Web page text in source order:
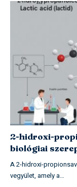
2-hidroxi-
biológiai
A 2-hidroxi-
vegyület, amely a…